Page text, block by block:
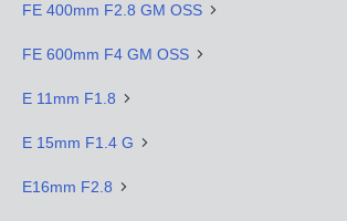
FE 400mm F2.8 GM OSS
FE 600mm F4 GM OSS
E 11mm F1.8
E 15mm F1.4 G
E16mm F2.8